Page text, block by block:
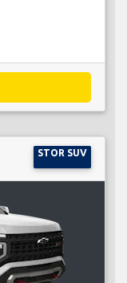
STOR SUV